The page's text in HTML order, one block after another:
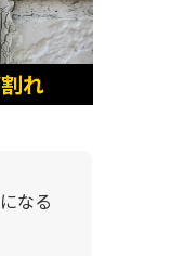
れ
なる